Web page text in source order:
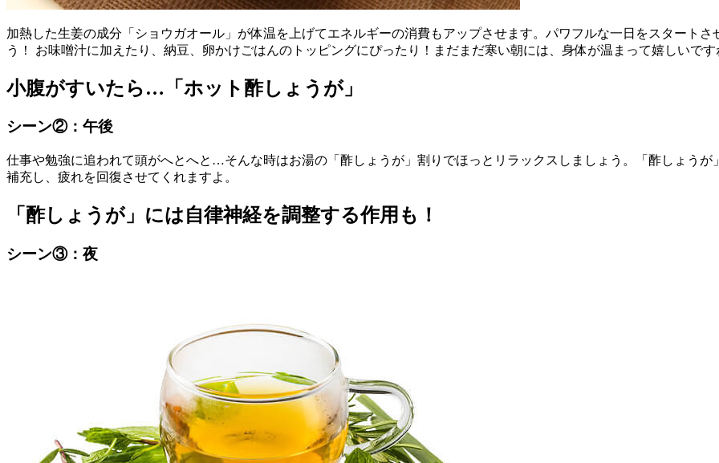
加熱した生姜の成分「ショウガオール」が体温を上げてエネルギーの消費もアップさせます。パワフルな一日をスタート
う！ お味噌汁に加えたり、納豆、卵かけごはんのトッピングにぴったり！まだまだ寒い朝には、身体が温まって嬉しいです
小腹がすいたら…「ホット酢しょうが」
シーン②：午後
仕事や勉強に追われて頭がへとへと…そんな時はお湯の「酢しょうが」割りでほっとリラックスしましょう。「酢しょう
補充し、疲れを回復させてくれますよ。
「酢しょうが」には自律神経を調整する作用も！
シーン③：夜